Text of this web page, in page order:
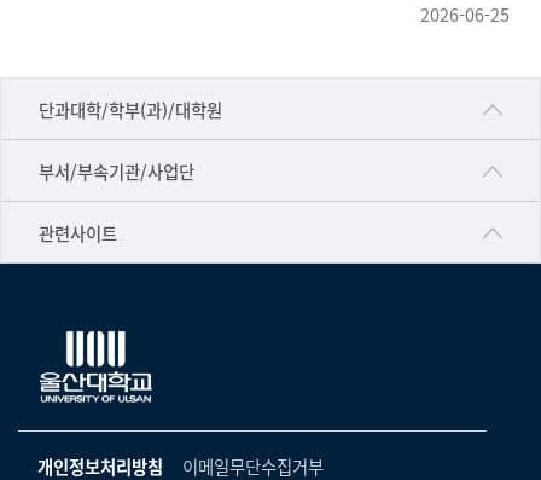
2026-06-25
단과대학/학부(과)/대학원
■인문대학
▷국어국문학부
▷일본어·일본학과
▷프랑스어·프랑스학과
▷스페인·중남미학과
▷철학·상담학과
부서/부속기관/사업단
공동기기센터
공학교육혁신센터
국제교류처
기초과학연구소
관련사이트
건강가정지원센터
교수협의회
노동조합
생명윤리위원회
온라인 기술거래 플랫폼
개인정보처리방침 이메일무단수집거부